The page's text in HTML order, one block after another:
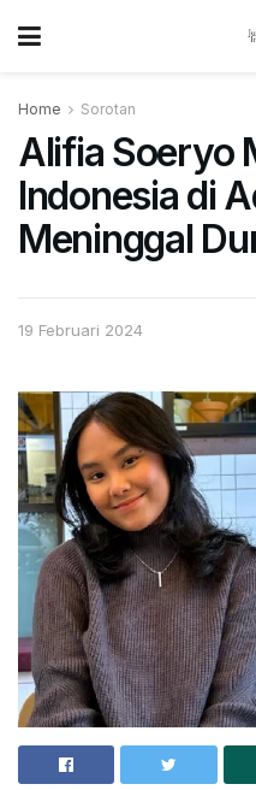
Home Sorotan
Alifia Soeryo
Indonesia di
Meninggal
19 Februari 2024